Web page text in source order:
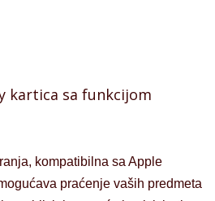
kartica sa funkcijom
kompatibilna sa Apple
praćenje vaših predmeta